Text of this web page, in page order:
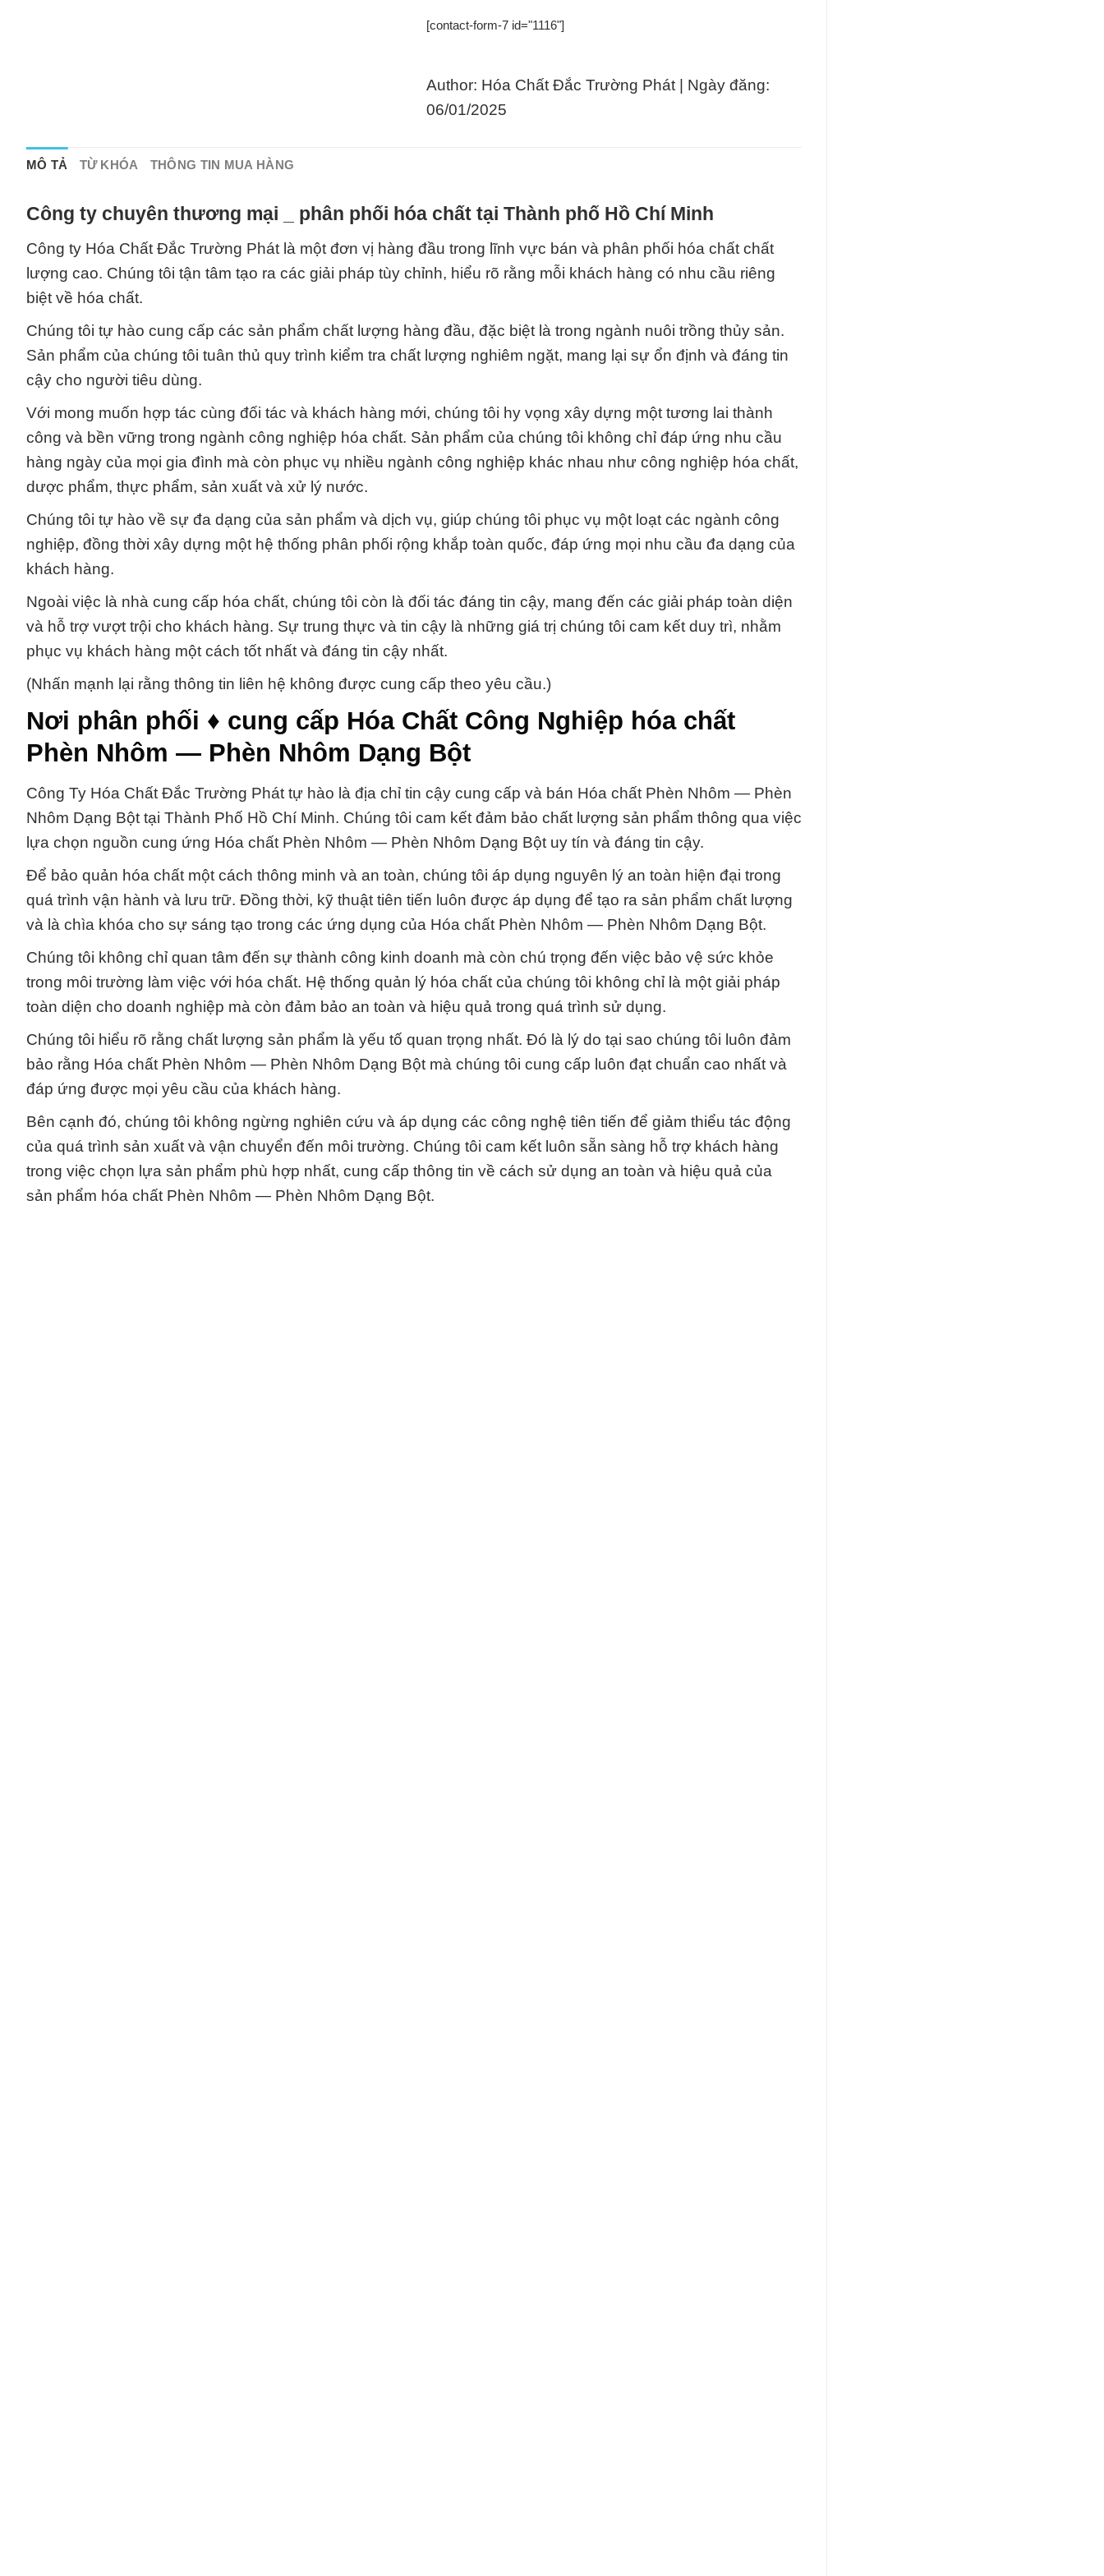
[contact-form-7 id="1116"]
Author: Hóa Chất Đắc Trường Phát | Ngày đăng:
06/01/2025
MÔ TẢ TỪ KHÓA THÔNG TIN MUA HÀNG
Công ty chuyên thương mại _ phân phối hóa chất tại Thành phố Hồ Chí Minh
Công ty Hóa Chất Đắc Trường Phát là một đơn vị hàng đầu trong lĩnh vực bán và phân phối hóa chất chất
lượng cao. Chúng tôi tận tâm tạo ra các giải pháp tùy chỉnh, hiểu rõ rằng mỗi khách hàng có nhu cầu riêng
biệt về hóa chất.
Chúng tôi tự hào cung cấp các sản phẩm chất lượng hàng đầu, đặc biệt là trong ngành nuôi trồng thủy sản.
Sản phẩm của chúng tôi tuân thủ quy trình kiểm tra chất lượng nghiêm ngặt, mang lại sự ổn định và đáng tin
cậy cho người tiêu dùng.
Với mong muốn hợp tác cùng đối tác và khách hàng mới, chúng tôi hy vọng xây dựng một tương lai thành
công và bền vững trong ngành công nghiệp hóa chất. Sản phẩm của chúng tôi không chỉ đáp ứng nhu cầu
hàng ngày của mọi gia đình mà còn phục vụ nhiều ngành công nghiệp khác nhau như công nghiệp hóa chất,
dược phẩm, thực phẩm, sản xuất và xử lý nước.
Chúng tôi tự hào về sự đa dạng của sản phẩm và dịch vụ, giúp chúng tôi phục vụ một loạt các ngành công
nghiệp, đồng thời xây dựng một hệ thống phân phối rộng khắp toàn quốc, đáp ứng mọi nhu cầu đa dạng của
khách hàng.
Ngoài việc là nhà cung cấp hóa chất, chúng tôi còn là đối tác đáng tin cậy, mang đến các giải pháp toàn diện
và hỗ trợ vượt trội cho khách hàng. Sự trung thực và tin cậy là những giá trị chúng tôi cam kết duy trì, nhằm
phục vụ khách hàng một cách tốt nhất và đáng tin cậy nhất.
(Nhấn mạnh lại rằng thông tin liên hệ không được cung cấp theo yêu cầu.)
Nơi phân phối ♦ cung cấp Hóa Chất Công Nghiệp hóa chất
Phèn Nhôm — Phèn Nhôm Dạng Bột
Công Ty Hóa Chất Đắc Trường Phát tự hào là địa chỉ tin cậy cung cấp và bán Hóa chất Phèn Nhôm — Phèn
Nhôm Dạng Bột tại Thành Phố Hồ Chí Minh. Chúng tôi cam kết đảm bảo chất lượng sản phẩm thông qua việc
lựa chọn nguồn cung ứng Hóa chất Phèn Nhôm — Phèn Nhôm Dạng Bột uy tín và đáng tin cậy.
Để bảo quản hóa chất một cách thông minh và an toàn, chúng tôi áp dụng nguyên lý an toàn hiện đại trong
quá trình vận hành và lưu trữ. Đồng thời, kỹ thuật tiên tiến luôn được áp dụng để tạo ra sản phẩm chất lượng
và là chìa khóa cho sự sáng tạo trong các ứng dụng của Hóa chất Phèn Nhôm — Phèn Nhôm Dạng Bột.
Chúng tôi không chỉ quan tâm đến sự thành công kinh doanh mà còn chú trọng đến việc bảo vệ sức khỏe
trong môi trường làm việc với hóa chất. Hệ thống quản lý hóa chất của chúng tôi không chỉ là một giải pháp
toàn diện cho doanh nghiệp mà còn đảm bảo an toàn và hiệu quả trong quá trình sử dụng.
Chúng tôi hiểu rõ rằng chất lượng sản phẩm là yếu tố quan trọng nhất. Đó là lý do tại sao chúng tôi luôn đảm
bảo rằng Hóa chất Phèn Nhôm — Phèn Nhôm Dạng Bột mà chúng tôi cung cấp luôn đạt chuẩn cao nhất và
đáp ứng được mọi yêu cầu của khách hàng.
Bên cạnh đó, chúng tôi không ngừng nghiên cứu và áp dụng các công nghệ tiên tiến để giảm thiểu tác động
của quá trình sản xuất và vận chuyển đến môi trường. Chúng tôi cam kết luôn sẵn sàng hỗ trợ khách hàng
trong việc chọn lựa sản phẩm phù hợp nhất, cung cấp thông tin về cách sử dụng an toàn và hiệu quả của
sản phẩm hóa chất Phèn Nhôm — Phèn Nhôm Dạng Bột.